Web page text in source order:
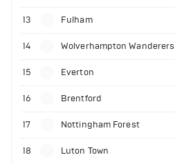
13 Fulham
14 Wolverhampton Wanderers
15 Everton
16 Brentford
17 Nottingham Forest
18 Luton Town